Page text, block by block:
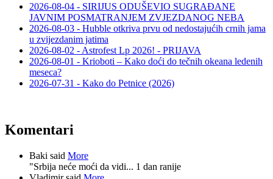
2026-08-04 - SIRIJUS ODUŠEVIO SUGRAĐANE
JAVNIM POSMATRANJEM ZVJEZDANOG NEBA
2026-08-03 - Hubble otkriva prvu od nedostajućih crnih jama
u zvijezdanim jatima
2026-08-02 - Astrofest Lp 2026! - PRIJAVA
2026-08-01 - Krioboti – Kako doći do tečnih okeana ledenih
meseca?
2026-07-31 - Kako do Petnice (2026)
Komentari
Baki said More
"Srbija neće moći da vidi... 1 dan ranije